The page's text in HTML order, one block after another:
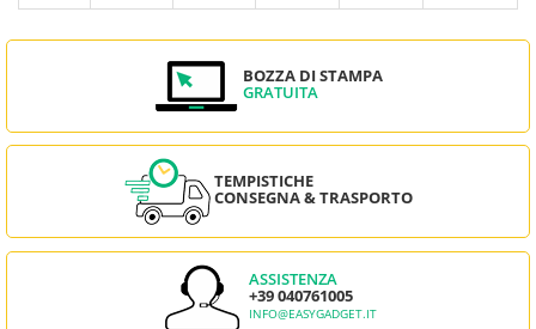
BOZZA DI STAMPA
GRATUITA
TEMPISTICHE
CONSEGNA & TRASPORTO
ASSISTENZA
+39 040761005
INFO@EASYGADGET.IT